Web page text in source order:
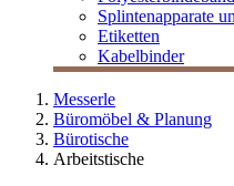
Splintenapparate
Etiketten
Kabelbinder
Messerle
Büromöbel & Planung
Bürotische
Arbeitstische